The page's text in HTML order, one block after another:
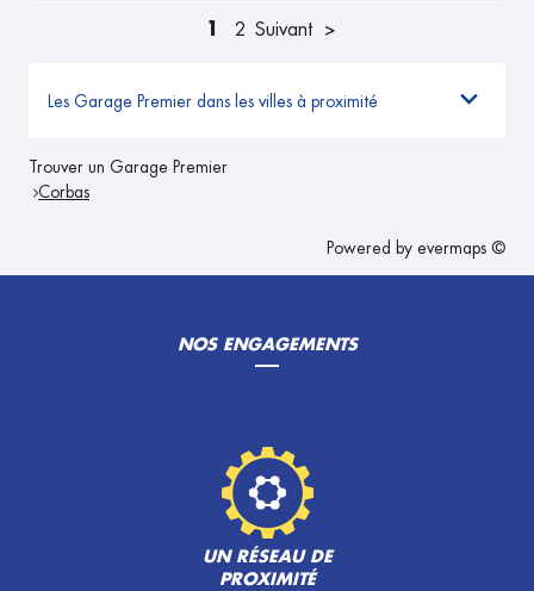
1 2 Suivant
Les Garage Premier dans les villes à proximité
Trouver un Garage Premier
Corbas
Powered by evermaps ©
NOS ENGAGEMENTS
UN RÉSEAU DE
PROXIMITÉ